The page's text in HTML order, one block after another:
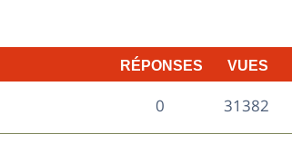
RÉPONSES VUES
0R
é
31382V
u